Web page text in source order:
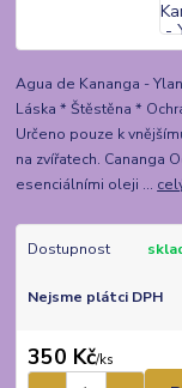
Agua de Kananga -
Láska * Štěstěna *
Určeno pouze k
na zvířatech. Cananga
esenciálními oleji ...
Dostupnost
Nejsme plátci DPH
350 Kč/ks